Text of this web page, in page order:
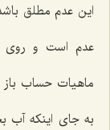
این عدم مطلق
عدم است و روی
ماهیات حساب
به جای اینکه آب